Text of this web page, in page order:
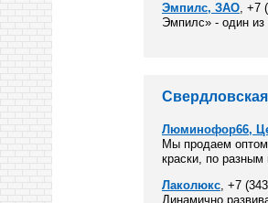
Эмпилс, ЗАО, +7
Эмпилс» - один из
Люминофор66,
Мы продаем
краски, по
Лаколюкс, +7
Динамично